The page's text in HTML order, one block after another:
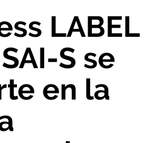
LABEL
S se
en la